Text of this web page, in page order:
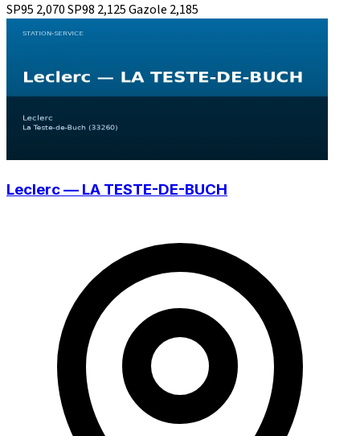
SP95 2,070SP98 2,125Gazole 2,185
Leclerc — LA TESTE-DE-BUCH